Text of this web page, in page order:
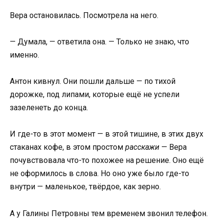
Вера остановилась. Посмотрела на него.
— Думала, — ответила она. — Только не знаю, что
именно.
Антон кивнул. Они пошли дальше — по тихой
дорожке, под липами, которые ещё не успели
зазеленеть до конца.
И где-то в этот момент — в этой тишине, в этих двух
стаканах кофе, в этом простом расскажи — Вера
почувствовала что-то похожее на решение. Оно ещё
не оформилось в слова. Но оно уже было где-то
внутри — маленькое, твёрдое, как зерно.
А у Галины Петровны тем временем звонил телефон.